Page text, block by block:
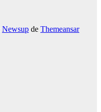
Newsup de Themeansar